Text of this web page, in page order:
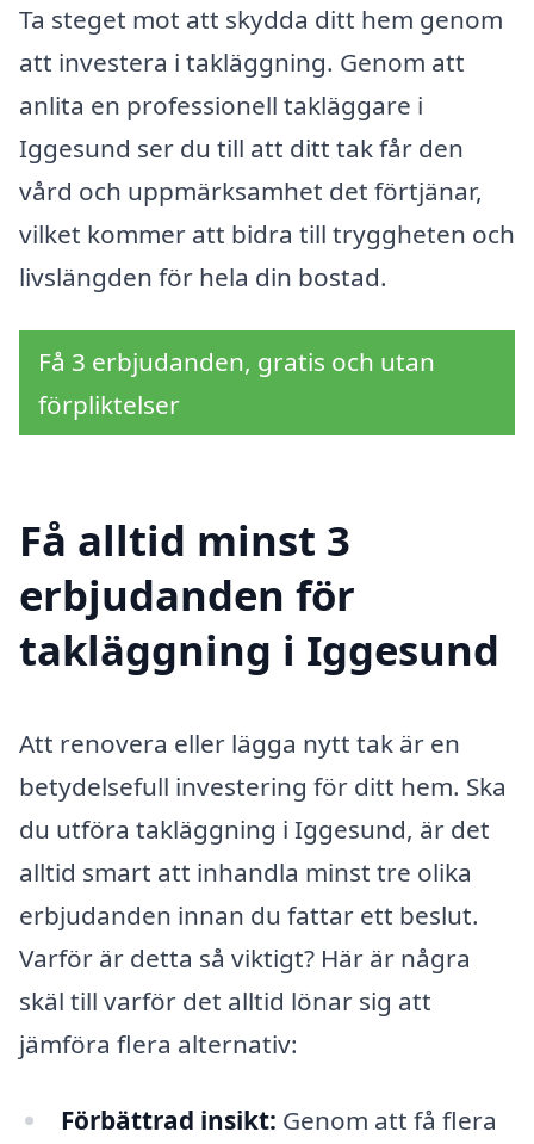
Ta steget mot att skydda ditt hem genom
att investera i takläggning. Genom att
anlita en professionell takläggare i
Iggesund ser du till att ditt tak får den
vård och uppmärksamhet det förtjänar,
vilket kommer att bidra till tryggheten och
livslängden för hela din bostad.
Få 3 erbjudanden, gratis och utan
förpliktelser
Få alltid minst 3
erbjudanden för
takläggning i Iggesund
Att renovera eller lägga nytt tak är en
betydelsefull investering för ditt hem. Ska
du utföra takläggning i Iggesund, är det
alltid smart att inhandla minst tre olika
erbjudanden innan du fattar ett beslut.
Varför är detta så viktigt? Här är några
skäl till varför det alltid lönar sig att
jämföra flera alternativ:
Förbättrad insikt: Genom att få flera